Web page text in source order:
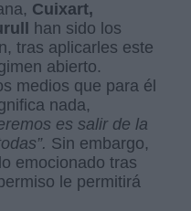
Cuixart,
han sido los
tras aplicarles este
abierto.
medios que para él
nada,
es salir de la
Sin embargo,
emocionado tras
le permitirá